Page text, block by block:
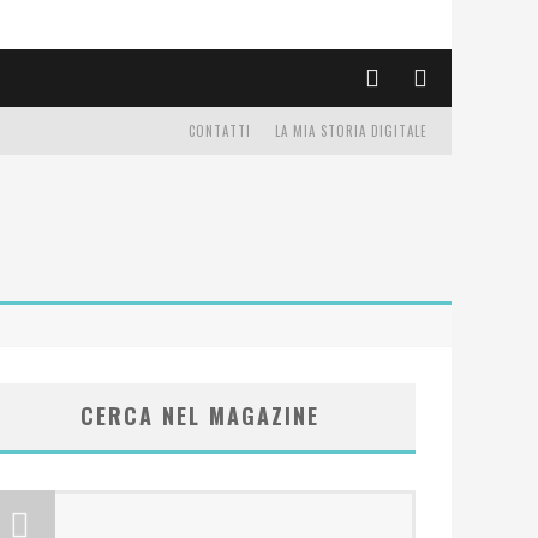
LA MIA STORIA DIGITALE
CONTATTI
CERCA NEL MAGAZINE